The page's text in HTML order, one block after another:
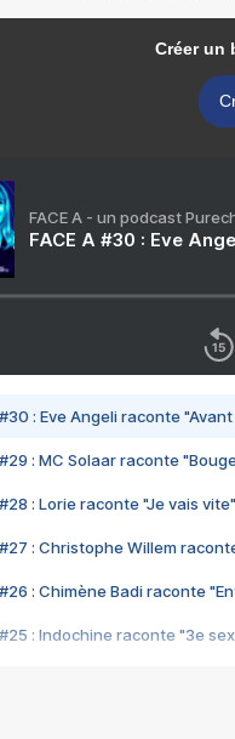
Créer un
FACE A - un podcast
FACE A #30 : Eve
#30 : Eve Angeli raconte
#29 : MC Solaar raconte
#28 : Lorie raconte "Je vais vite"
#27 : Christophe Willem
#26 : Chimène Badi raconte
#25 : Indochine raconte "3e